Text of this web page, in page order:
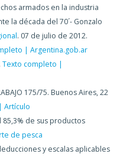
armados en la industria
la década del 70´- Gonzalo
. 07 de julio de 2012.
| Argentina.gob.ar
Texto completo |
175/75. Buenos Aires, 22
Artículo
de sus productos
de pesca
y escalas aplicables